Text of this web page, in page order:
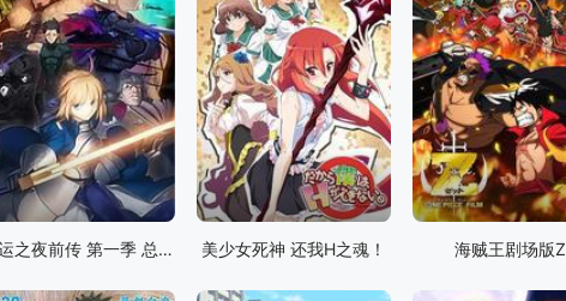
命运之夜前传 第一季 总集篇 美少女死神 还我H之魂！ 海贼王剧场版Z